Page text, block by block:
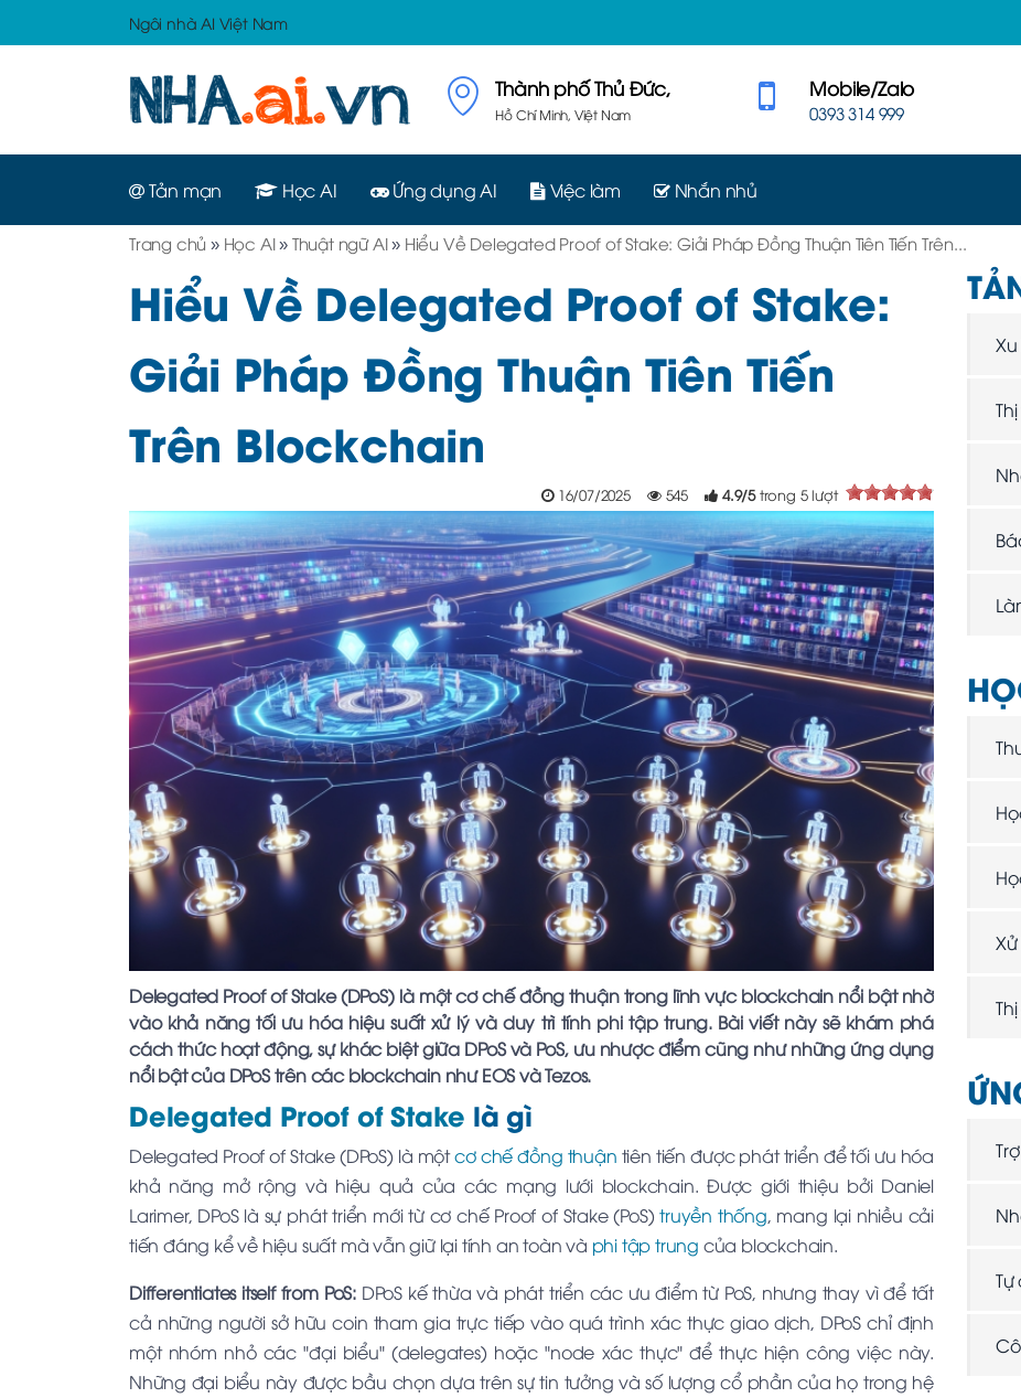
Ngôi nhà AI Việt Nam
Thành phố Thủ Đức,
Hồ Chí Minh, Việt Nam
Mobile/Zalo
0393 314 999
Tản mạn Học AI Ứng dụng AI Việc làm Nhắn nhủ
Trang chủ » Học AI» Thuật ngữ AI» Hiểu Về Delegated Proof of Stake: Giải Pháp Đồng Thuận Tiên Tiến Trên...
Hiểu Về Delegated Proof of Stake:
Giải Pháp Đồng Thuận Tiên Tiến
Trên Blockchain
16/07/2025 545 4.9/5 trong 5lượt
Delegated Proof of Stake (DPoS) là một cơ chế đồng thuận trong lĩnh vực blockchain nổi bật nhờ
vào khả năng tối ưu hóa hiệu suất xử lý và duy trì tính phi tập trung. Bài viết này sẽ khám phá
cách thức hoạt động, sự khác biệt giữa DPoS và PoS, ưu nhược điểm cũng như những ứng dụng
nổi bật của DPoS trên các blockchain như EOS và Tezos.
Delegated Proof of Stake là gì
Delegated Proof of Stake (DPoS) là mộtcơ chế đồng thuận tiên tiến được phát triển để tối ưu hóa
khả năng mở rộng và hiệu quả của các mạng lưới blockchain. Được giới thiệu bởi Daniel
Larimer, DPoS là sự phát triển mới từ cơ chế Proof of Stake (PoS)truyền thống, mang lại nhiều cải
tiến đáng kể về hiệu suất mà vẫn giữ lại tính an toàn và phi tập trung của blockchain.
Differentiates itself from PoS:DPoS kế thừa và phát triển các ưu điểm từ PoS, nhưng thay vì để tất
cả những người sở hữu coin tham gia trực tiếp vào quá trình xác thực giao dịch, DPoS chỉ định
một nhóm nhỏ các "đại biểu" (delegates) hoặc "node xác thực" để thực hiện công việc này.
Những đại biểu này được bầu chọn dựa trên sự tin tưởng và số lượng cổ phần của họ trong hệ